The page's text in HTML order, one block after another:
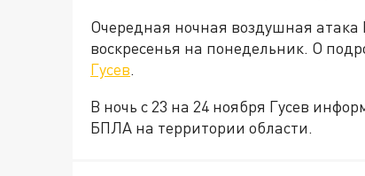
Очередная ночная воздушная
воскресенья на понедельник. О
Гусев.
В ночь с 23 на 24 ноября Гусев
БПЛА на территории области.